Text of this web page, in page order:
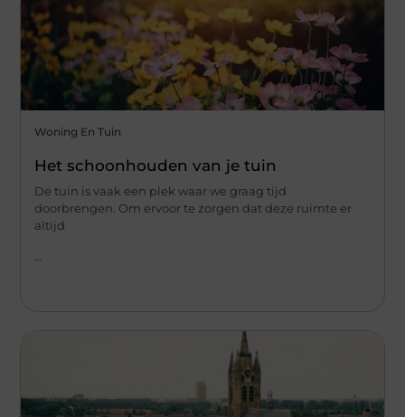
Woning En Tuin
Het schoonhouden van je tuin
De tuin is vaak een plek waar we graag tijd
doorbrengen. Om ervoor te zorgen dat deze ruimte er
altijd